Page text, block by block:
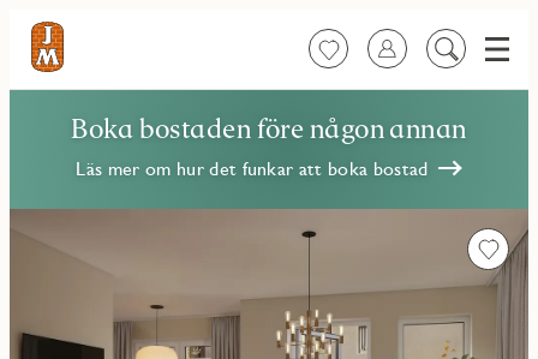
FavoriterLogga in
Sök
Meny
Boka bostaden före någon annan
Läs mer om hur det funkar att boka bostad